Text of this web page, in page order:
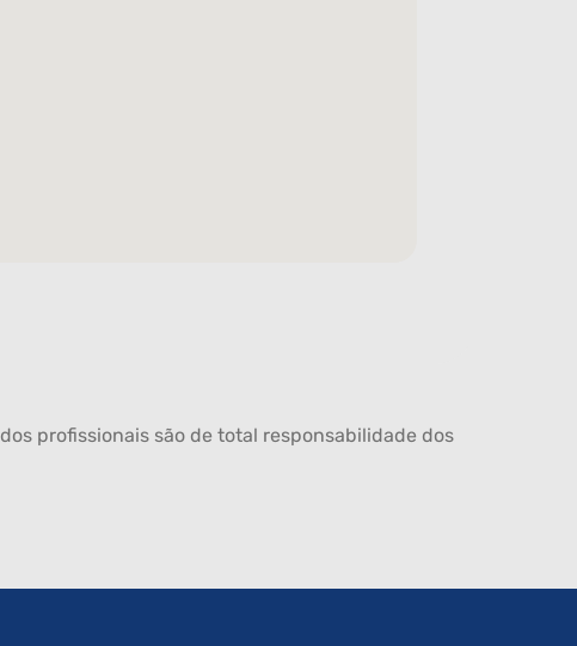
profissionais são de total responsabilidade dos